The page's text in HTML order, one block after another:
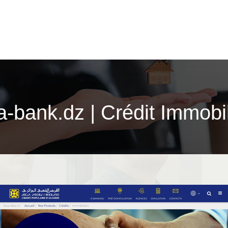
bank.dz | Crédit